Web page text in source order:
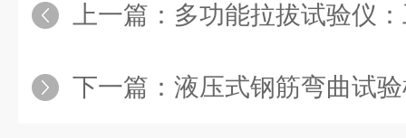
上一篇： 多功能拉拔试验仪：工程
下一篇： 液压式钢筋弯曲试验机